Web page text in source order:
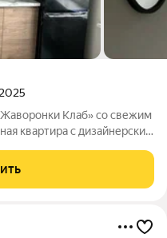
Клаб» со свежим
квартира с дизайнерским
проекту. Меблировка